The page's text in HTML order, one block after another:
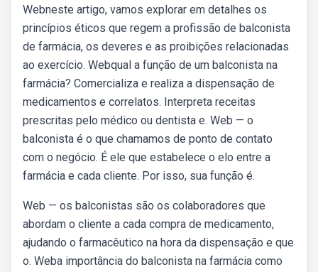
Webneste artigo, vamos explorar em detalhes os
princípios éticos que regem a profissão de balconista
de farmácia, os deveres e as proibições relacionadas
ao exercício. Webqual a função de um balconista na
farmácia? Comercializa e realiza a dispensação de
medicamentos e correlatos. Interpreta receitas
prescritas pelo médico ou dentista e. Web — o
balconista é o que chamamos de ponto de contato
com o negócio. É ele que estabelece o elo entre a
farmácia e cada cliente. Por isso, sua função é.
Web — os balconistas são os colaboradores que
abordam o cliente a cada compra de medicamento,
ajudando o farmacêutico na hora da dispensação e que
o. Weba importância do balconista na farmácia como